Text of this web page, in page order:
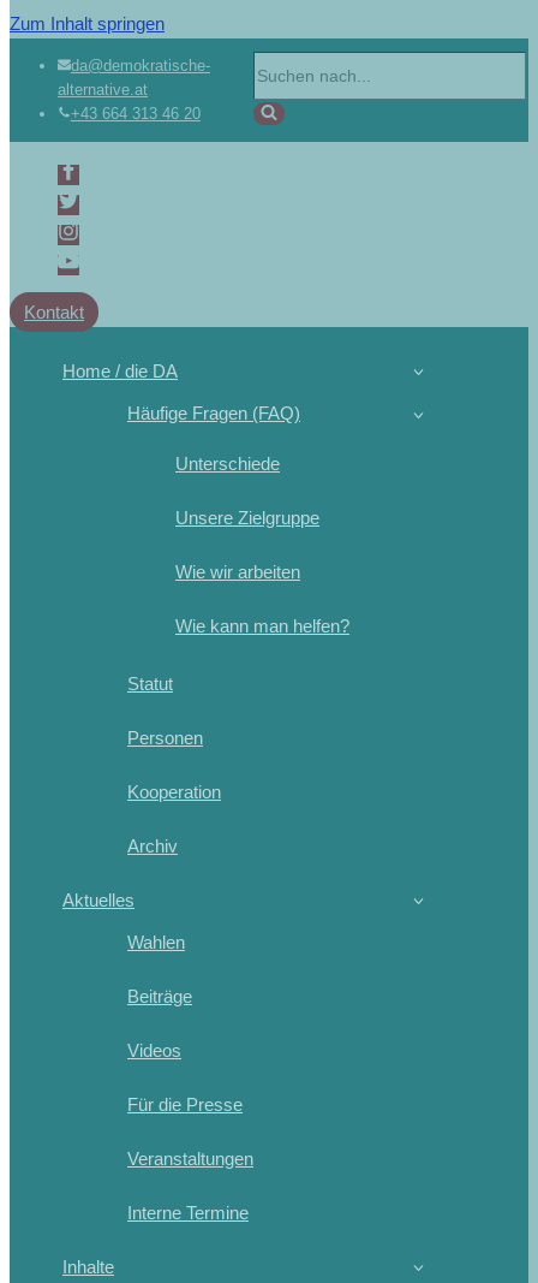
Zum Inhalt springen
da@demokratische-
alternative.at
+43 664 313 46 20
Kontakt
Home / die DA
Häufige Fragen (FAQ)
Unterschiede
Unsere Zielgruppe
Wie wir arbeiten
Wie kann man helfen?
Statut
Personen
Kooperation
Archiv
Aktuelles
Wahlen
Beiträge
Videos
Für die Presse
Veranstaltungen
Interne Termine
Inhalte